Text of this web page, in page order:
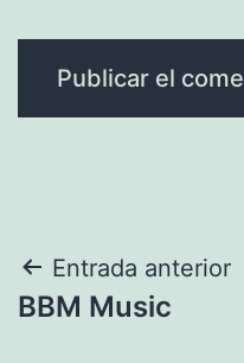
Navegación
de
Entrada anterior
BBM Music